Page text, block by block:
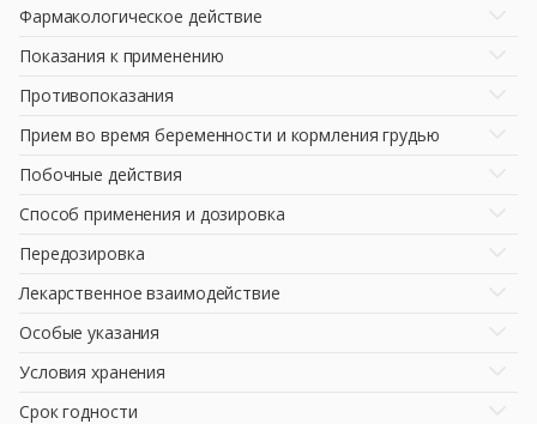
Фармакологическое действие
Показания к применению
Противопоказания
Прием во время беременности и кормления грудью
Побочные действия
Способ применения и дозировка
Передозировка
Лекарственное взаимодействие
Особые указания
Условия хранения
Срок годности